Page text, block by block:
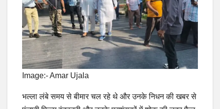
Image:- Amar Ujala
भल्ला लंबे समय से बीमार चल रहे थे और उनके निधन की खबर से